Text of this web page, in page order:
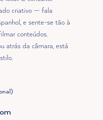
criativo — fala
e sente-se tão à
conteúdos.
atrás da câmara, está